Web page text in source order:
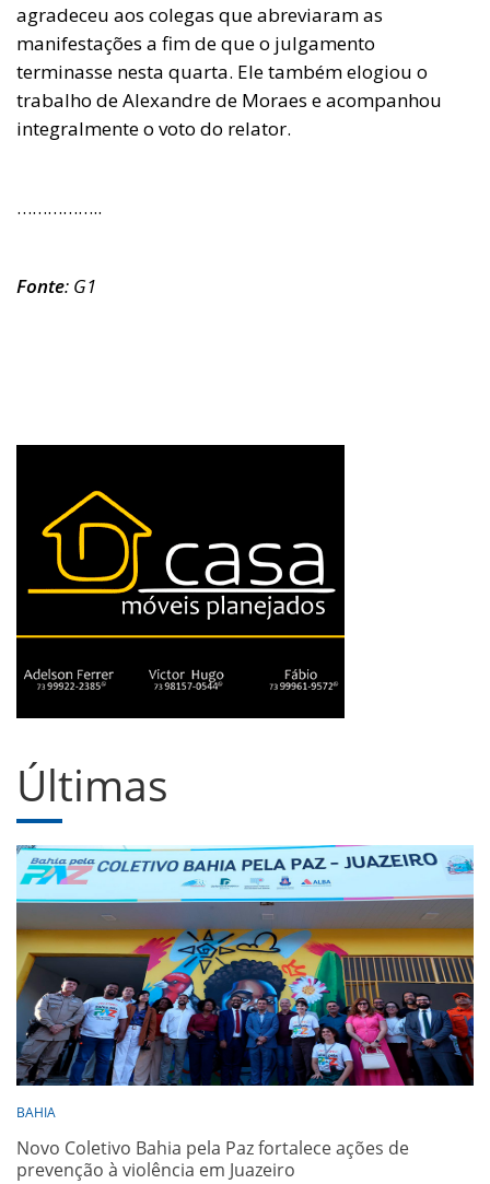
agradeceu aos colegas que abreviaram as
manifestações a fim de que o julgamento
terminasse nesta quarta. Ele também elogiou o
trabalho de Alexandre de Moraes e acompanhou
integralmente o voto do relator.
……………..
Fonte: G1
Últimas
BAHIA
Novo Coletivo Bahia pela Paz fortalece ações de
prevenção à violência em Juazeiro